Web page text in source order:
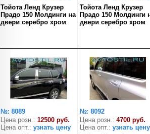
Тойота Ленд Крузер
Прадо 150 Молдинги на
двери серебро хром
Тойота Ленд Крузер
Прадо 150 Молдинги
двери серебро хром
№: 8089
Цена розн.: 12500 руб.
Цена опт.: узнать цену
№: 8092
Цена розн.: 4700 руб.
Цена опт.: узнать цену